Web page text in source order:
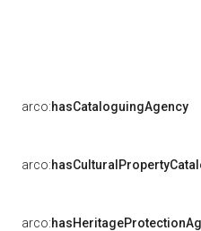
arco:hasCataloguingAgency
arco:
arco: